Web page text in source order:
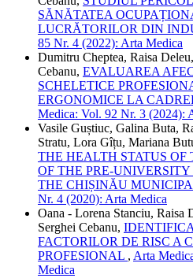
SĂNĂTATEA
LUCRĂTORILOR DIN
85 Nr. 4 (2022): Arta Medica
Dumitru Cheptea, Raisa
Cebanu, EVALUAREA
SCHELETICE
ERGONOMICE LA
Medica: Vol. 92 Nr. 3 (2024):
Vasile Guștiuc, Galina Buta,
Stratu, Lora Gîțu, Mariana
THE HEALTH STATUS OF
OF THE PRE-
THE CHIȘINĂU
Nr. 4 (2020): Arta Medica
Oana - Lorena Stanciu, Raisa
Serghei Cebanu,
FACTORILOR DE RISC A
PROFESIONAL , Arta
Medica